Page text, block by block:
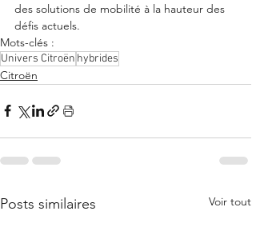
des solutions de mobilité à la hauteur des
défis actuels.
Mots-clés :
Univers Citroën hybrides
Citroën
Posts similaires Voir tout